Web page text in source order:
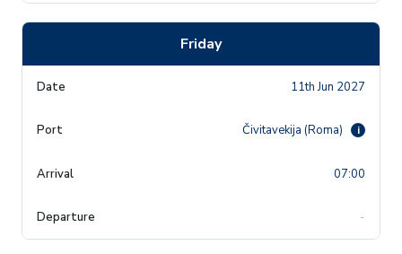
Friday
11th Jun 2027
Čivitavekija (Roma) i
07:00
-